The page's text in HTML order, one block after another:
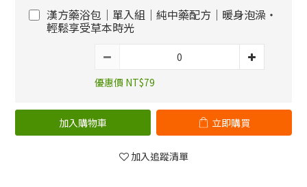
漢方藥浴包｜單入組｜純中藥配方｜暖身泡澡・
輕鬆享受草本時光
優惠價 NT$79
加入購物車 立即購買
加入追蹤清單